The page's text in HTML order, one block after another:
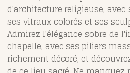
d'architecture religieuse,
ses vitraux colorés et ses
Admirez l'élégance sobre de
chapelle, avec ses piliers
richement décoré, et